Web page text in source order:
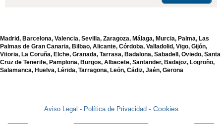
Madrid, Barcelona, Valencia, Sevilla, Zaragoza, Málaga, Murcia, Palma, Las
Palmas de Gran Canaria, Bilbao, Alicante, Córdoba, Valladolid, Vigo, Gijón,
Vitoria, La Coruña, Elche, Granada, Tarrasa, Badalona, Sabadell, Oviedo, Santa
Cruz de Tenerife, Pamplona, Burgos, Albacete, Santander, Badajoz, Logroño,
Salamanca, Huelva, Lérida, Tarragona, León, Cádiz, Jaén, Gerona
Aviso Legal - Política de Privacidad - Cookies